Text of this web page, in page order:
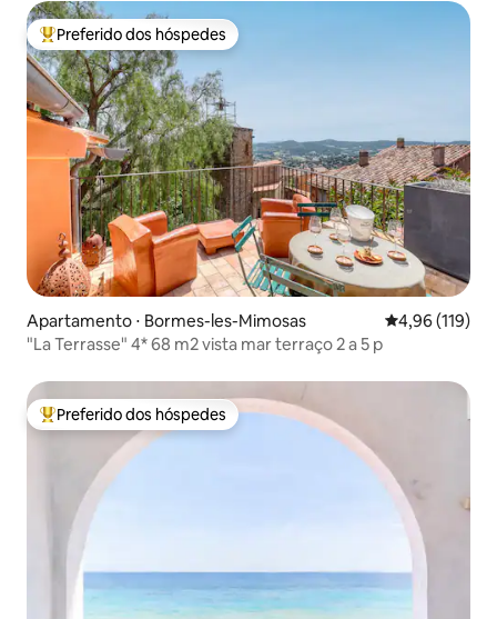
Entre os melhores preferidos dos hóspedes
Preferido dos hóspedes
Apartamento ⋅ Bormes-les-Mimosas 4,96 de uma
4,96 (119)
"La Terrasse" 4* 68 m2 vista mar terraço 2 a 5 p
Entre os melhores preferidos dos hóspedes
Preferido dos hóspedes